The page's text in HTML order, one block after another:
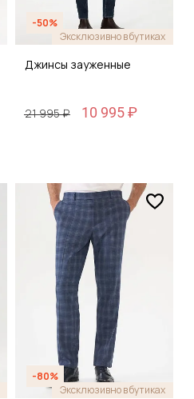
-50%
Эксклюзивно в бутиках
Джинсы зауженные
21 995 ₽ 10 995 ₽
-80%
Эксклюзивно в бутиках